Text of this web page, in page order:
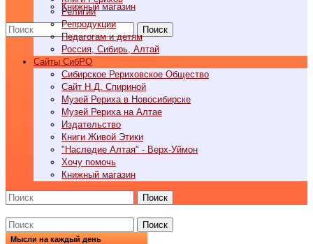
Книжный магазин
Поиск
Религии
Репродукции
Педагогам и детям
Россия, Сибирь, Алтай
Cайты СибРО
Сибирское Рериховское Общество
Сайт Н.Д. Спириной
Музей Рериха в Новосибирске
Музей Рериха на Алтае
Издательство
Книги Живой Этики
"Наследие Алтая" - Верх-Уймон
Хочу помочь
Книжный магазин
Поиск
Поиск
Мысли на каждый день